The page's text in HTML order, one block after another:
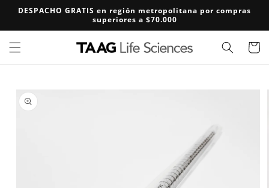
directamente
DESPACHO GRATIS en región metropolitana por compras
superiores a $70.000
Carrito
a la
información